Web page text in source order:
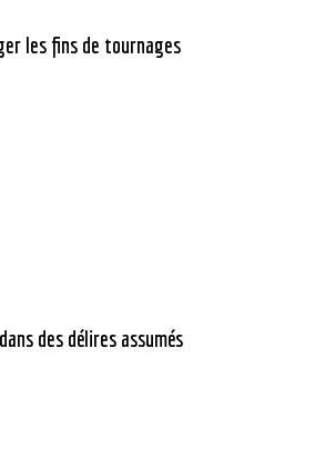
les fins de tournages
des délires assumés